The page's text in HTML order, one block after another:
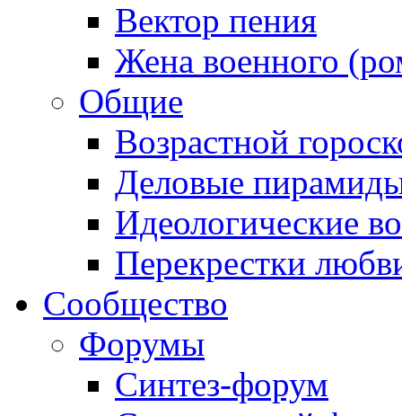
Вектор пения
Жена военного
Общие
Возрастной
Деловые
Идеологические
Перекрестки
Сообщество
Форумы
Синтез-форум